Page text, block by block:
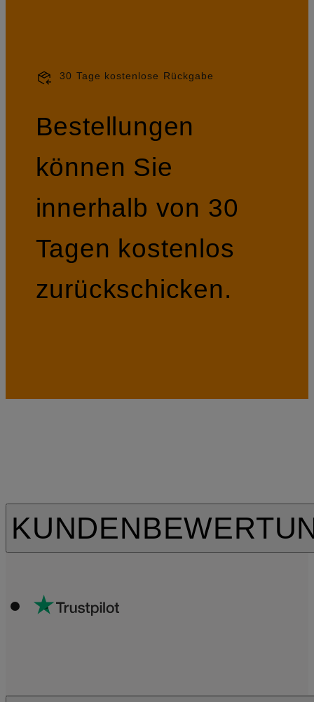
30 Tage kostenlose Rückgabe
Bestellungen
können Sie
innerhalb von 30
Tagen kostenlos
zurückschicken.